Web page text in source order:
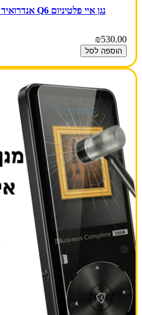
נגן איי פלטיניום Q6 אנדרואיד - iPlatinum Q6 32GB
₪530.00
הוספה לסל